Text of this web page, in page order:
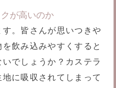
が高いのか
。皆さんが思いつきや
飲み込みやすくすると
でしょうか？カステラ
に吸収されてしまって